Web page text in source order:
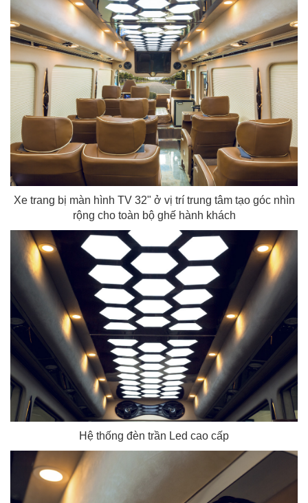
Xe trang bị màn hình TV 32" ở vị trí trung tâm tạo góc nhìn
rộng cho toàn bộ ghế hành khách
Hệ thống đèn trần Led cao cấp